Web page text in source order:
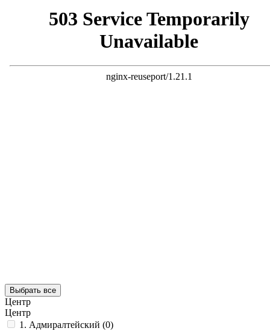
Выбрать все
Центр
Центр
1. Адмиралтейский (0)